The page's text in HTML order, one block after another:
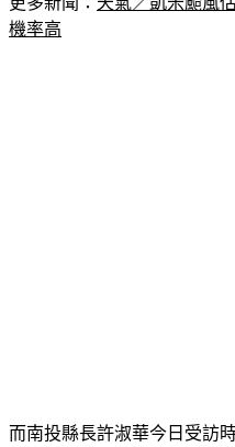
機率高
而南投縣長許淑華今日受訪